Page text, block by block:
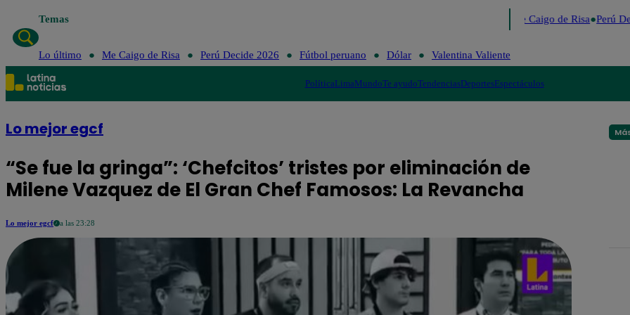
Temas Me Caigo de Risa Perú
Lo último Me Caigo de Risa Perú Decide 2026 Fútbol peruano Dólar Valentina Valiente
PolíticaLimaMundoTe ayudoTendenciasDeportesEspectáculos
Lo mejor egcf
“Se fue la gringa”: ‘Chefcitos’ tristes por eliminación de
Milene Vazquez de El Gran Chef Famosos: La Revancha
Lo mejor egcf a las 23:28